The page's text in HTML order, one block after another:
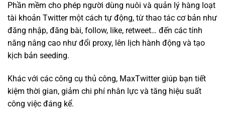
Phần mềm cho phép người dùng nuôi và quản lý hàng loạt
tài khoản Twitter một cách tự động, từ thao tác cơ bản như
đăng nhập, đăng bài, follow, like, retweet… đến các tính
năng nâng cao như đổi proxy, lên lịch hành động và tạo
kịch bản seeding.
Khác với các công cụ thủ công, MaxTwitter giúp bạn tiết
kiệm thời gian, giảm chi phí nhân lực và tăng hiệu suất
công việc đáng kể.